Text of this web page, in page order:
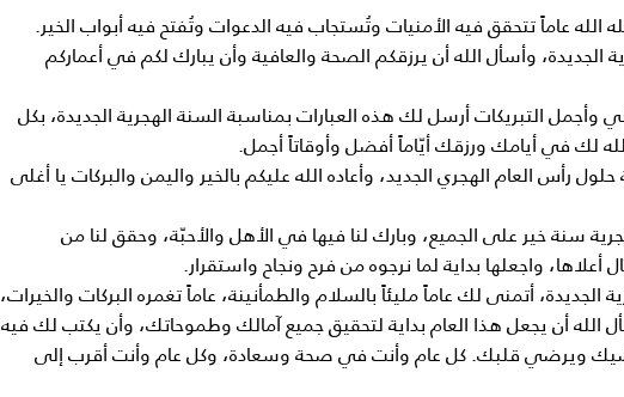
الله عاماً تتحقق فيه الأمنيات وتُستجاب فيه الدعوات وتُفتح فيه أبواب الخير.
الجديدة، وأسأل الله أن يرزقكم الصحة والعافية وأن يبارك لكم في أعماركم
وأجمل التبريكات أرسل لك هذه العبارات بمناسبة السنة الهجرية الجديدة، بكل
لك في أيامك ورزقك أيّاماً أفضل وأوقاتاً أجمل.
رأس العام الهجري الجديد، وأعاده الله عليكم بالخير واليمن والبركات يا أغلى
سنة خير على الجميع، وبارك لنا فيها في الأهل والأحبّة، وحقق لنا من
أعلاها، واجعلها بداية لما نرجوه من فرح ونجاح واستقرار.
الجديدة، أتمنى لك عاماً مليئاً بالسلام والطمأنينة، عاماً تغمره البركات والخيرات،
الله أن يجعل هذا العام بداية لتحقيق جميع آمالك وطموحاتك، وأن يكتب لك فيه
ويرضي قلبك. كل عام وأنت في صحة وسعادة، وكل عام وأنت أقرب إلى